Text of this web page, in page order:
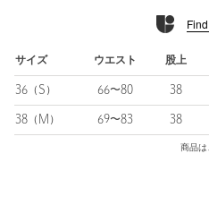
薄手でありながら適度なハリがあ
■コーディネート
カットソーやニットと合わせたカ
ラウスとのきれいめスタイルまで
足元のスタイリングは、タイツか
同素材のビスチェとキュロット
サイズ ウエスト 股上
36（S） 66〜80 38
38（M） 69〜83 38
商品は